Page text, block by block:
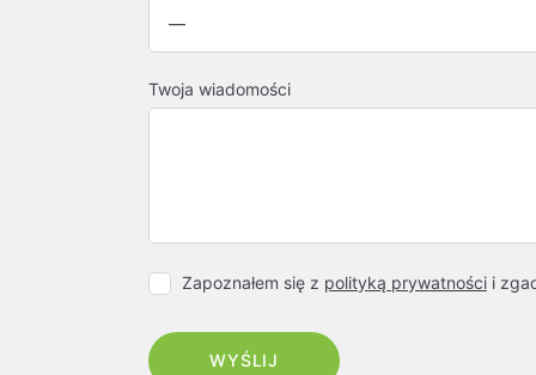
Twoja wiadomości
Zapoznałem się z polityką prywatności i